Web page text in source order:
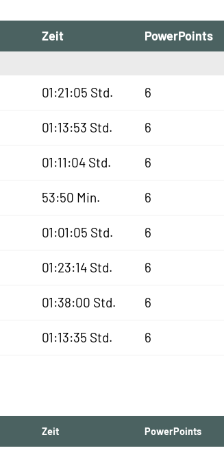
Zeit PowerPoints
01:21:05 Std. 6
01:13:53 Std. 6
01:11:04 Std. 6
53:50 Min. 6
01:01:05 Std. 6
01:23:14 Std. 6
01:38:00 Std. 6
01:13:35 Std. 6
Zeit PowerPoints